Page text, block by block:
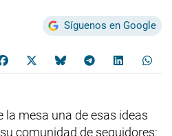
Síguenos en Google
la mesa una de esas ideas
comunidad de seguidores: